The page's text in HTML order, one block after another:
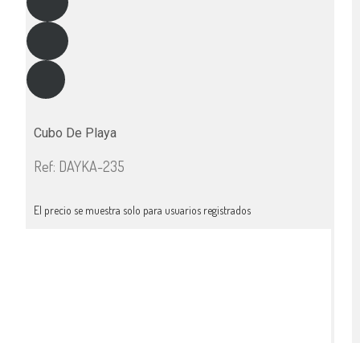
Cubo De Playa
Ref: DAYKA-235
El precio se muestra solo para usuarios registrados